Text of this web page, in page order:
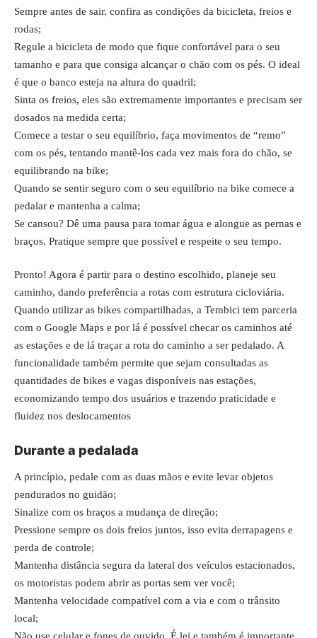
Sempre antes de sair, confira as condições da bicicleta, freios e
rodas;
Regule a bicicleta de modo que fique confortável para o seu
tamanho e para que consiga alcançar o chão com os pés. O ideal
é que o banco esteja na altura do quadril;
Sinta os freios, eles são extremamente importantes e precisam ser
dosados na medida certa;
Comece a testar o seu equilíbrio, faça movimentos de “remo”
com os pés, tentando mantê-los cada vez mais fora do chão, se
equilibrando na bike;
Quando se sentir seguro com o seu equilíbrio na bike comece a
pedalar e mantenha a calma;
Se cansou? Dê uma pausa para tomar água e alongue as pernas e
braços. Pratique sempre que possível e respeite o seu tempo.
Pronto! Agora é partir para o destino escolhido, planeje seu
caminho, dando preferência a rotas com estrutura cicloviária.
Quando utilizar as bikes compartilhadas, a Tembici tem parceria
com o Google Maps e por lá é possível checar os caminhos até
as estações e de lá traçar a rota do caminho a ser pedalado. A
funcionalidade também permite que sejam consultadas as
quantidades de bikes e vagas disponíveis nas estações,
economizando tempo dos usuários e trazendo praticidade e
fluidez nos deslocamentos
Durante a pedalada
A princípio, pedale com as duas mãos e evite levar objetos
pendurados no guidão;
Sinalize com os braços a mudança de direção;
Pressione sempre os dois freios juntos, isso evita derrapagens e
perda de controle;
Mantenha distância segura da lateral dos veículos estacionados,
os motoristas podem abrir as portas sem ver você;
Mantenha velocidade compatível com a via e com o trânsito
local;